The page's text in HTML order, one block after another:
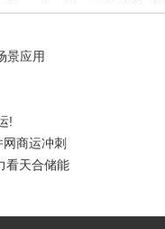
景应用
!
商运冲刺
看天合储能